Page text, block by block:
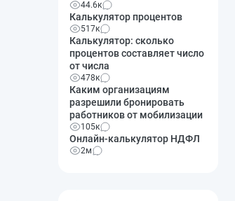
44.6к
Калькулятор процентов
517к
Калькулятор: сколько
процентов составляет число
от числа
478к
Каким организациям
разрешили бронировать
работников от мобилизации
105к
Онлайн-калькулятор НДФЛ
2м